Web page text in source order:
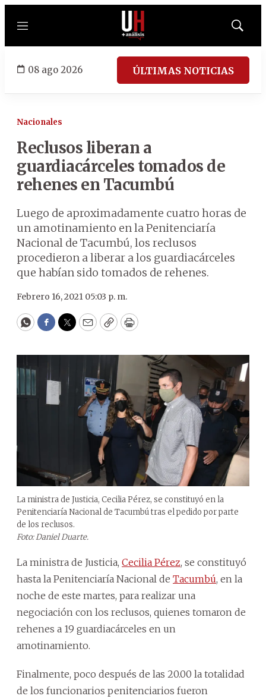
Menú
Mostrar
08 ago 2026 ÚLTIMAS NOTICIAS
Nacionales
Reclusos liberan a
guardiacárceles tomados de
rehenes en Tacumbú
Luego de aproximadamente cuatro horas de
un amotinamiento en la Penitenciaría
Nacional de Tacumbú, los reclusos
procedieron a liberar a los guardiacárceles
que habían sido tomados de rehenes.
Febrero 16, 2021 05:03 p. m.
WhatsApp
Facebook
Twitter
EmailCopyPrint
La ministra de Justicia, Cecilia Pérez, se constituyó en la
Penitenciaría Nacional de Tacumbú tras el pedido por parte
de los reclusos.
Foto: Daniel Duarte.
La ministra de Justicia, Cecilia Pérez, se constituyó
hasta la Penitenciaría Nacional de Tacumbú, en la
noche de este martes, para realizar una
negociación con los reclusos, quienes tomaron de
rehenes a 19 guardiacárceles en un
amotinamiento.
Finalmente, poco después de las 20.00 la totalidad
de los funcionarios penitenciarios fueron